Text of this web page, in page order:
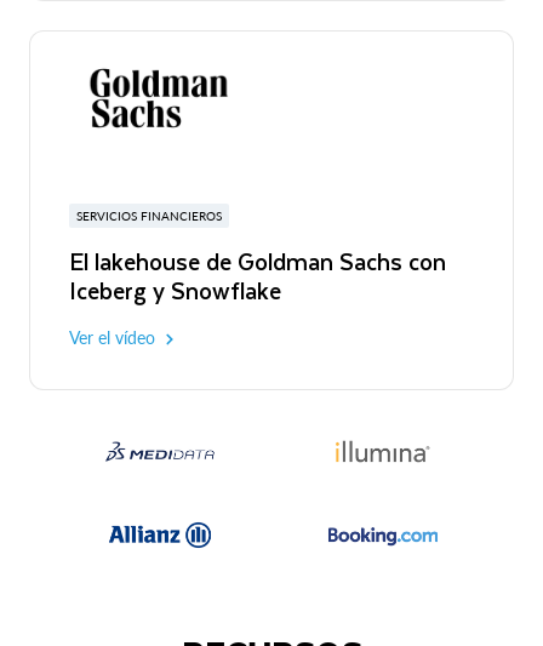
SERVICIOS FINANCIEROS
El lakehouse de Goldman Sachs con
Iceberg y Snowflake
Ver el vídeo